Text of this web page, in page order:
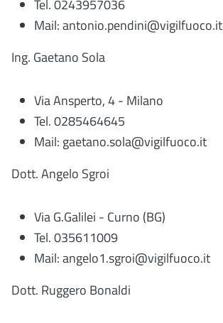
Tel. 0243957036
Mail:antonio.pendini@vigilfuoco.it
Ing. Gaetano Sola
Via Ansperto, 4 - Milano
Tel. 0285464645
Mail: gaetano.sola@vigilfuoco.it
Dott. Angelo Sgroi
Via G.Galilei - Curno (BG)
Tel. 035611009
Mail: angelo1.sgroi@vigilfuoco.it
Dott. Ruggero Bonaldi